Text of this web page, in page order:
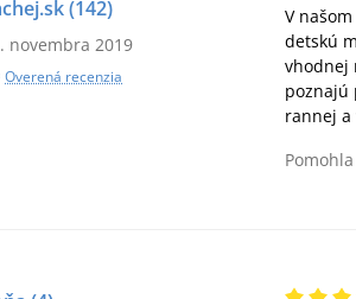
(142)
novembra 2019
Overená recenzia
V
detskú
vhodnej
poznajú
rannej